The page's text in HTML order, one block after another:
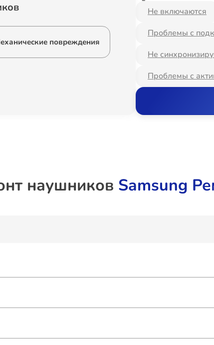
повреждения
Не включаются
Проблемы с
Не
Проблемы с
наушников Samsung